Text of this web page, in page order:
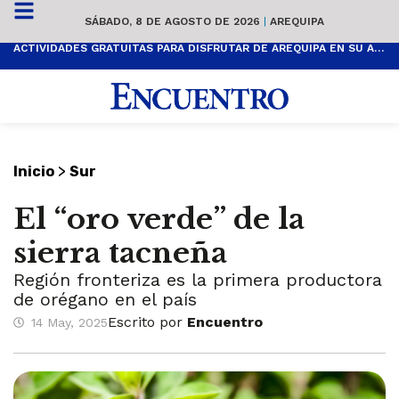
SÁBADO, 8 DE AGOSTO DE 2026 | AREQUIPA
ACTIVIDADES GRATUITAS PARA DISFRUTAR DE AREQUIPA EN SU ANIVERSARIO
Inicio > Sur
El “oro verde” de la
sierra tacneña
Región fronteriza es la primera productora
de orégano en el país
14 May, 2025Escrito por Encuentro